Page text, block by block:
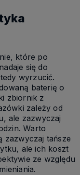
które po
się do
wyrzucić.
baterię o
zbiornik z
zależy od
ale zazwyczaj
Warto
zazwyczaj tańsze
ale ich koszt
ze względu